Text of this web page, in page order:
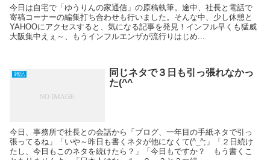
今日は自宅で「ゆうりんの家通信」の原稿執筆。途中、社長と電話で
寄稿コーナーの編集打ち合わせも行いました。そんな中、少し休憩と
YAHOOにアクセスすると、気になる記事を発見！インフル早くも猛威
大阪集中えぇ～、もうインフルエンザが流行りはじめ...
雑記
同じネタで３日も引っ張れなかっ
た(^^ゞ
今日、事務所で社長との会話から「ブログ、一年目の手紙ネタで引っ
張ってるね」「いや～昨日も書くネタが他になくて(^_^;」「２日続け
たし、今日もこのネタを続けたら？」「今日もですか？ もう書くこ